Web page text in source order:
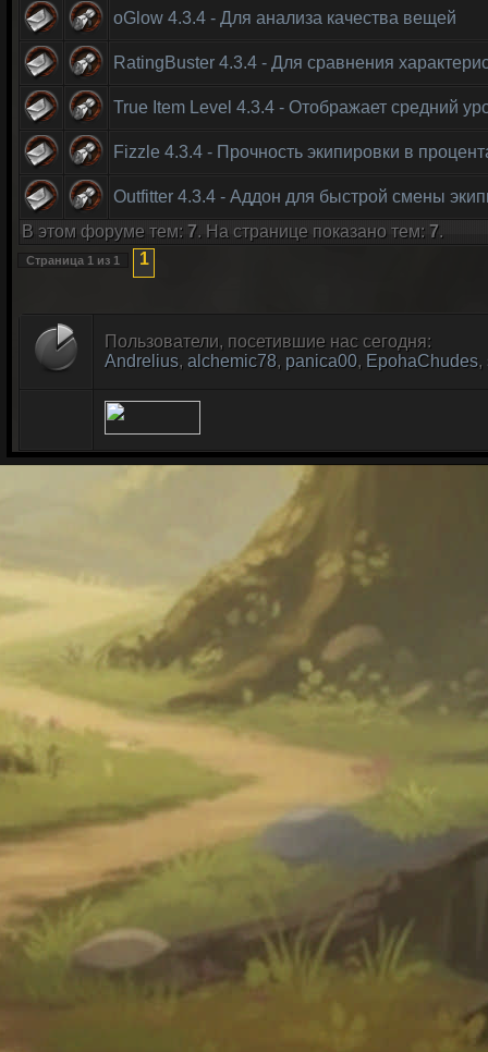
oGlow 4.3.4 - Для анализа качества вещей
RatingBuster 4.3.4 - Для сравнения
True Item Level 4.3.4 - Отображает средний
Fizzle 4.3.4 - Прочность экипировки в
Outfitter 4.3.4 - Аддон для быстрой смены
В этом форуме тем: 7. На странице показано тем: 7.
Страница 1 из 1 1
Пользователи, посетившие нас сегодня:
Andrelius, alchemic78, panica00, EpohaChudes,